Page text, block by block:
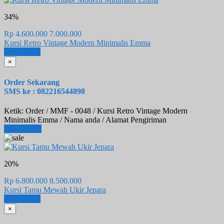
34%
Rp 4.600.000 7.000.000
Kursi Retro Vintage Modern Minimalis Emma
×
Order Sekarang
SMS ke : 082216544898
Ketik: Order / MMF - 0048 / Kursi Retro Vintage Modern
Minimalis Emma / Nama anda / Alamat Pengiriman
20%
Rp 6.800.000 8.500.000
Kursi Tamu Mewah Ukir Jepara
×